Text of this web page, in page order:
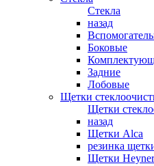
Стекла
назад
Боковые
Задние
Лобовые
Щетки
Щетки
назад
Щетки Alca
резинка
Щетки Heyner